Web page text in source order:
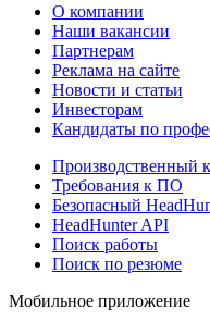
О компании
Наши вакансии
Партнерам
Реклама на сайте
Новости и статьи
Инвесторам
Кандидаты по
Производственный
Требования к ПО
Безопасный
HeadHunter API
Поиск работы
Поиск по резюме
Мобильное приложение